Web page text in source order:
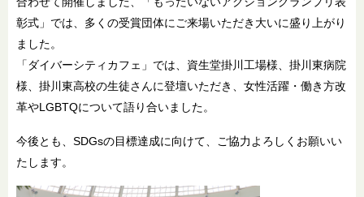
彰式」では、多くの受賞団体にご来場いただき大いに盛り上がり
ました。
「ダイバーシティカフェ」では、資生堂掛川工場様、掛川東病院
様、掛川東高校の生徒さんに登壇いただき、女性活躍・働き方改
革やLGBTQについて語り合いました。
今後とも、SDGsの目標達成に向けて、ご協力よろしくお願いい
たします。